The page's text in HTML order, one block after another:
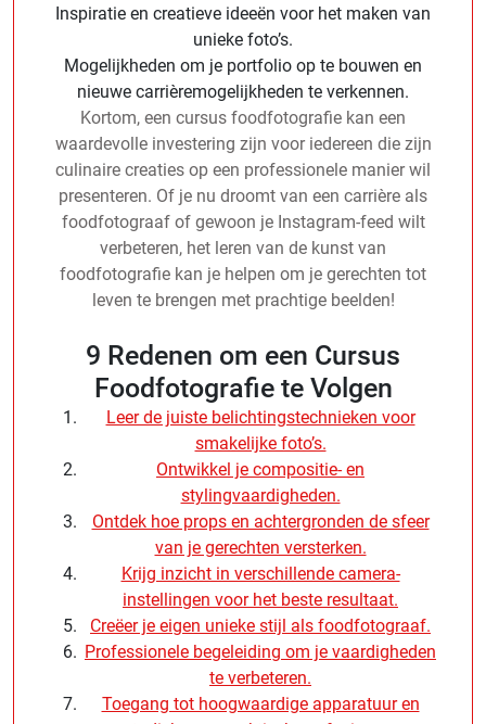
Inspiratie en creatieve ideeën voor het maken van
unieke foto’s.
Mogelijkheden om je portfolio op te bouwen en
nieuwe carrièremogelijkheden te verkennen.
Kortom, een cursus foodfotografie kan een
waardevolle investering zijn voor iedereen die zijn
culinaire creaties op een professionele manier wil
presenteren. Of je nu droomt van een carrière als
foodfotograaf of gewoon je Instagram-feed wilt
verbeteren, het leren van de kunst van
foodfotografie kan je helpen om je gerechten tot
leven te brengen met prachtige beelden!
9 Redenen om een Cursus
Foodfotografie te Volgen
Leer de juiste belichtingstechnieken voor
smakelijke foto’s.
Ontwikkel je compositie- en
stylingvaardigheden.
Ontdek hoe props en achtergronden de sfeer
van je gerechten versterken.
Krijg inzicht in verschillende camera-
instellingen voor het beste resultaat.
Creëer je eigen unieke stijl als foodfotograaf.
Professionele begeleiding om je vaardigheden
te verbeteren.
Toegang tot hoogwaardige apparatuur en